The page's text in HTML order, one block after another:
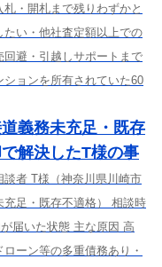
・開札まで残りわずかと
い・他社査定額以上での
避・引越しサポートまで
ョンを所有されていた60
義務未充足・既存
解決したT様の事
者 T様（神奈川県川崎市
足・既存不適格） 相談時
届いた状態 主な原因 高
ーン等の多重債務あり・